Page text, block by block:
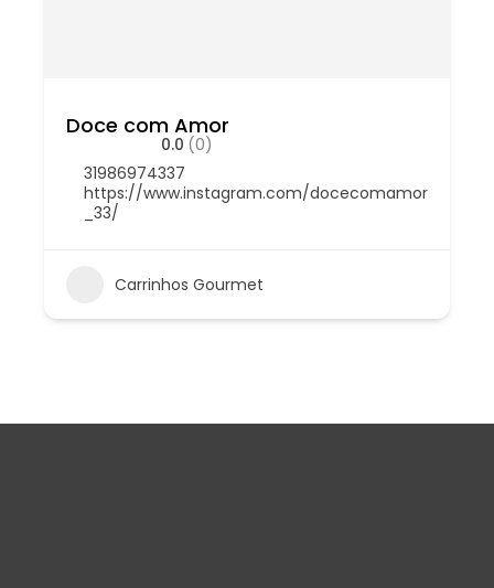
Doce com Amor
0.0 (0)
31986974337
https://www.instagram.com/docecomamor
_33/
Carrinhos Gourmet